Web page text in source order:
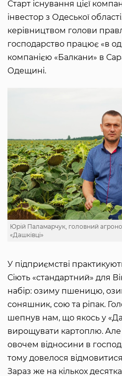
Старт існування цієї
інвестор з Одеської
керівництвом голови
господарство працює «в
компанією «Балкани» в
Одещині.
Юрій Паламарчук, головний
«Дашківці»
У підприємстві
Сіють «стандартний» для
набір: озиму пшеницю,
соняшник, сою та ріпак.
шепнув нам, що якось у
вирощувати картоплю.
овочем відносини в
тому довелося відмовитися
Зараз же на кількох